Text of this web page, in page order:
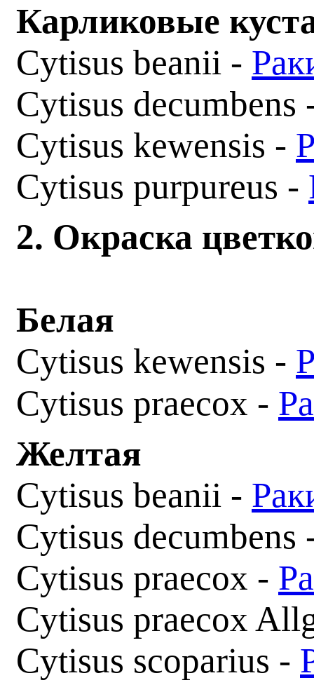
Карликовые
Cytisus beanii -
Cytisus
Cytisus kewensis -
Cytisus purpureus -
2. Окраска
Белая
Cytisus kewensis -
Cytisus praecox -
Желтая
Cytisus beanii -
Cytisus
Cytisus praecox -
Cytisus praecox
Cytisus scoparius -